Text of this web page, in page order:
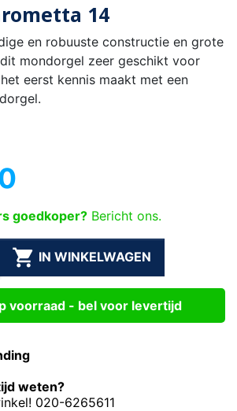
14
en robuuste constructie en grote
mondorgel zeer geschikt voor
eerst kennis maakt met een
goedkoper? Bericht ons.
 IN WINKELWAGEN
voorraad - bel voor levertijd
weten?
020-6265611